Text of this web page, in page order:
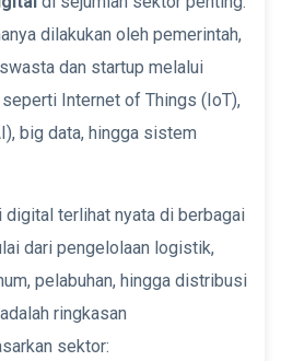
dilakukan oleh pemerintah,
dan startup melalui
Internet of Things (IoT),
big data, hingga sistem
digital terlihat nyata di berbagai
dari pengelolaan logistik,
pelabuhan, hingga distribusi
ringkasan
sektor: